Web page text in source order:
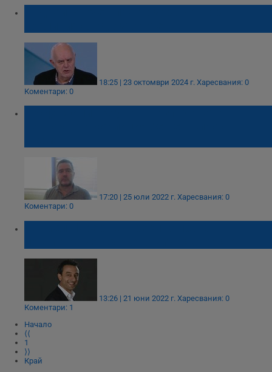
18:25 | 23 октомври 2024 г. Харесвания: 0
Коментари: 0
17:20 | 25 юли 2022 г. Харесвания: 0
Коментари: 0
13:26 | 21 юни 2022 г. Харесвания: 0
Коментари: 1
Начало
⟨⟨
1
⟩⟩
Край